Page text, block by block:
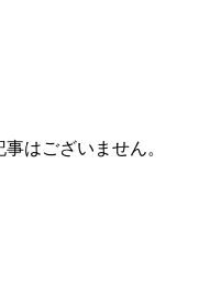
はございません。